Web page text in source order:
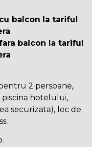
balcon la tariful
balcon la tariful
2 persoane,
piscina hotelului,
securizata), loc de
.